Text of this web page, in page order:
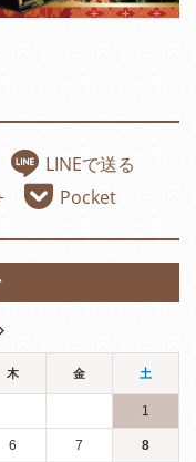
LINEで送る
Pocket
木 金 土
1
6 7 8